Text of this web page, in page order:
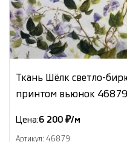
Ткань Шёлк светло-
принтом вьюнок 46879
Цена:6 200 ₽/м
Артикул: 46879